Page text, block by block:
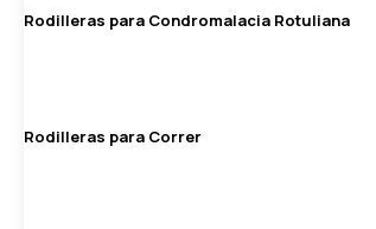
Rodilleras para Condromalacia Rotuliana
Rodilleras para Correr